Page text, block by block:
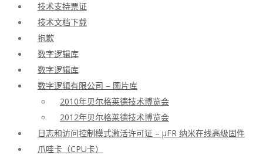
技术支持票证
技术文档下载
抱歉
数字逻辑库
数字逻辑库
数字逻辑有限公司 – 图片库
2010年贝尔格莱德技术博览会
2012年贝尔格莱德技术博览会
日志和访问控制模式激活许可证 – μFR 纳米在线高级固件
爪哇卡（CPU卡）